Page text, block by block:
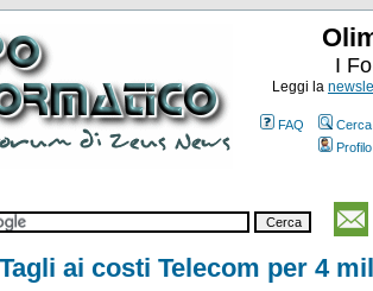
I
Leggi la
FAQ
Cerca
Profilo
ai costi Telecom per 4